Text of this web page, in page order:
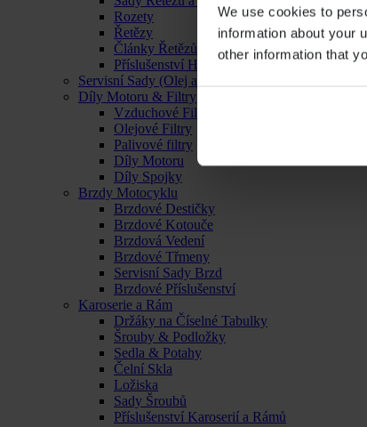
We use cookies to
information about your
other information that
Rozety
Řetězy
Články Řetězů
Příslušenství Hnacího Ústrojí
Servisní Sady (Olej a Filtr)
Díly Motoru & Filtry
Vzduchové Filtry
Olejové Filtry
Palivové filtry
Díly Motoru
Díly Spojky
Brzdy Motocyklu
Brzdové Destičky
Brzdové Kotouče
Brzdová Vedení
Brzdové Třmeny
Servisní Sady Brzd
Brzdové Příslušenství
Karoserie a Rám
Držáky na Číselné Tabulky
Šrouby & Podložky
Sedla & Potahy
Čelní Skla
Ložiska
Sady Šroubů
Příslušenství Karoserií a Rámů